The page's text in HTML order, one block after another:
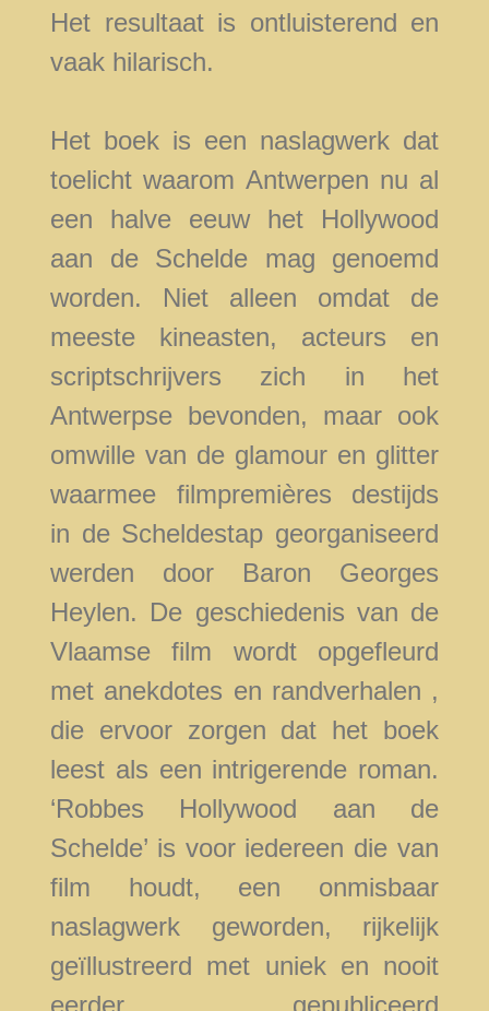
Het resultaat is ontluisterend en
vaak hilarisch.
Het boek is een naslagwerk dat
toelicht waarom Antwerpen nu al
een halve eeuw het Hollywood
aan de Schelde mag genoemd
worden. Niet alleen omdat de
meeste kineasten, acteurs en
scriptschrijvers zich in het
Antwerpse bevonden, maar ook
omwille van de glamour en glitter
waarmee filmpremières destijds
in de Scheldestap georganiseerd
werden door Baron Georges
Heylen. De geschiedenis van de
Vlaamse film wordt opgefleurd
met anekdotes en randverhalen ,
die ervoor zorgen dat het boek
leest als een intrigerende roman.
‘Robbes Hollywood aan de
Schelde’ is voor iedereen die van
film houdt, een onmisbaar
naslagwerk geworden, rijkelijk
geïllustreerd met uniek en nooit
eerder gepubliceerd